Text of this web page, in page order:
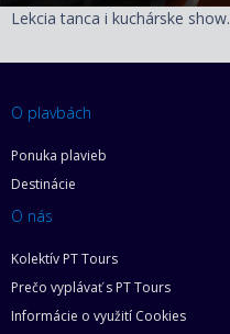
Lekcia tanca i kuchárske
O plavbách
Ponuka plavieb
Destinácie
O nás
Kolektív PT Tours
Prečo vyplávať s PT Tours
Informácie o využití Cookies